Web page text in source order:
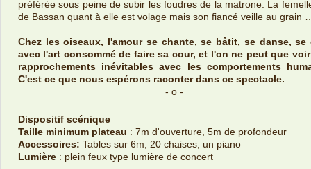
préférée sous peine de subir les foudres de la matrone. La
de Bassan quant à elle est volage mais son fiancé veille au grain
Chez les oiseaux, l'amour se chante, se bâtit, se danse, se
avec l'art consommé de faire sa cour, et l'on ne peut que
rapprochements inévitables avec les comportements
C'est ce que nous espérons raconter dans ce spectacle.
- o -
Dispositif scénique
Taille minimum plateau : 7m d'ouverture, 5m de profondeur
Accessoires: Tables sur 6m, 20 chaises, un piano
Lumière : plein feux type lumière de concert